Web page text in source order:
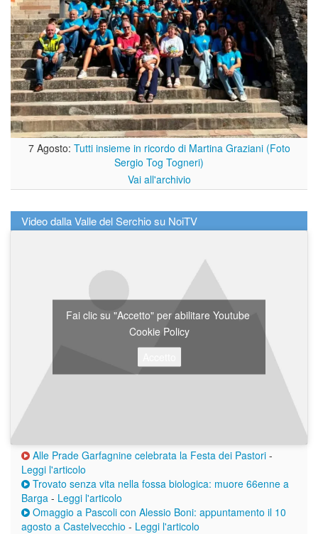
7 Agosto: Tutti insieme in ricordo di Martina Graziani (Foto
Sergio Tog Togneri)
Vai all'archivio
Video dalla Valle del Serchio su NoiTV
Fai clic su "Accetto" per abilitare Youtube
Cookie Policy
Alle Prade Garfagnine celebrata la Festa dei Pastori -
Leggi l'articolo
Trovato senza vita nella fossa biologica: muore 66enne a
Barga - Leggi l'articolo
Omaggio a Pascoli con Alessio Boni: appuntamento il 10
agosto a Castelvecchio - Leggi l'articolo